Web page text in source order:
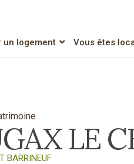
un logement Vous êtes
LE
BARRINEUF